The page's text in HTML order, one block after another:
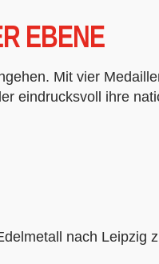
EBENE
Mit vier
eindrucksvoll ihre
nach Leipzig